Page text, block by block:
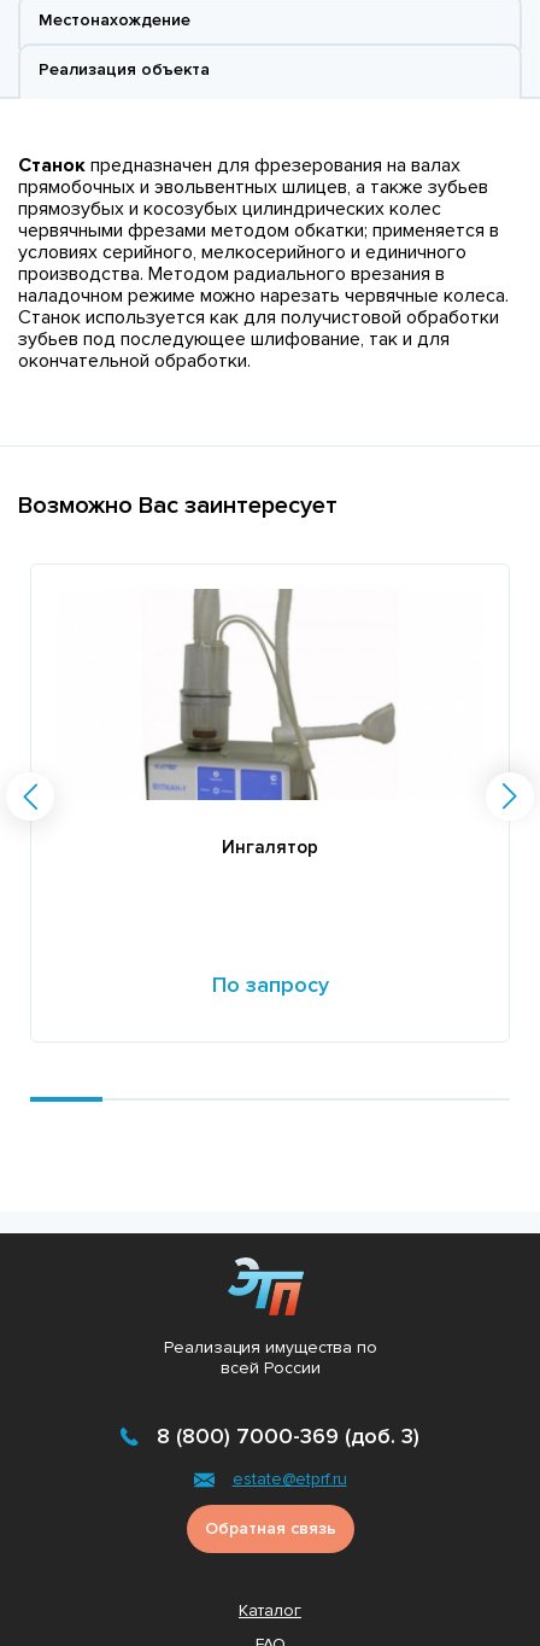
Местонахождение
Реализация объекта
Станок предназначен для фрезерования на валах
прямобочных и эвольвентных шлицев, а также зубьев
прямозубых и косозубых цилиндрических колес
червячными фрезами методом обкатки; применяется в
условиях серийного, мелкосерийного и единичного
производства. Методом радиального врезания в
наладочном режиме можно нарезать червячные колеса.
Станок используется как для получистовой обработки
зубьев под последующее шлифование, так и для
окончательной обработки.
Возможно Вас заинтересует
Ингалятор
По запросу
Реализация имущества по
всей России
8 (800) 7000-369 (доб. 3)
estate@etprf.ru
Обратная связь
Каталог